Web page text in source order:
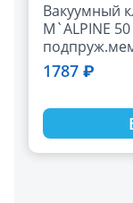
Вакуумный
M`ALPINE 50
(MRAA4S)
1787 ₽